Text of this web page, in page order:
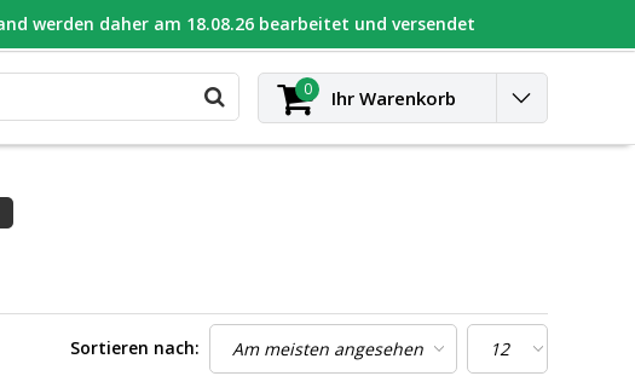
PEUGEOT Kontakt anmelden
0 Ihr Warenkorb
Sortieren nach:
werden daher am 18.08.26 bearbeitet und versendet